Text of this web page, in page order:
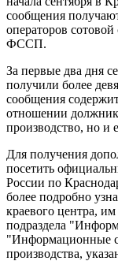
сообщения
операторов
ФССП.
За первые два дня
получили более
сообщения
отношении
производство, но и
Для получения
посетить
России по
более подробно
краевого центра,
подраздела
"Информационные
производства,